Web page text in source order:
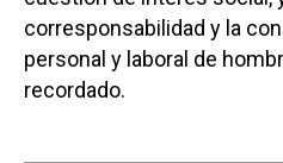
corresponsabilidad y la
personal y laboral de
recordado.